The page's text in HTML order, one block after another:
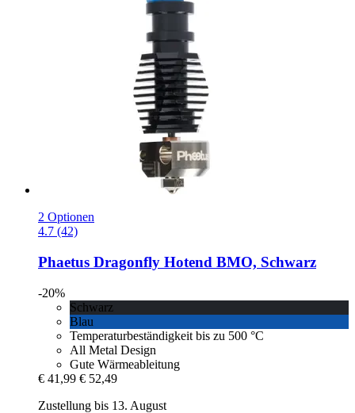
2 Optionen
4.7 (42)
Phaetus Dragonfly Hotend BMO, Schwarz
-20%
Schwarz
Blau
Temperaturbeständigkeit bis zu 500 °C
All Metal Design
Gute Wärmeableitung
€ 41,99 € 52,49
Zustellung bis 13. August